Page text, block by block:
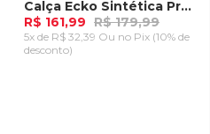
- 10%Calça Ecko Sintética Preta
R$ 161,99 R$ 179,99
5x de R$ 32,39 Ou no Pix (10% de
desconto)